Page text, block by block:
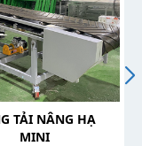
TẢI NÂNG HẠ
MINI